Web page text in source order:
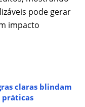
pode gerar
impacto
claras blindam
práticas